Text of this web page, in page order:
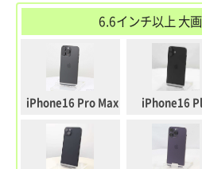
6.6インチ以上 大
iPhone16 Pro Max iPhone16